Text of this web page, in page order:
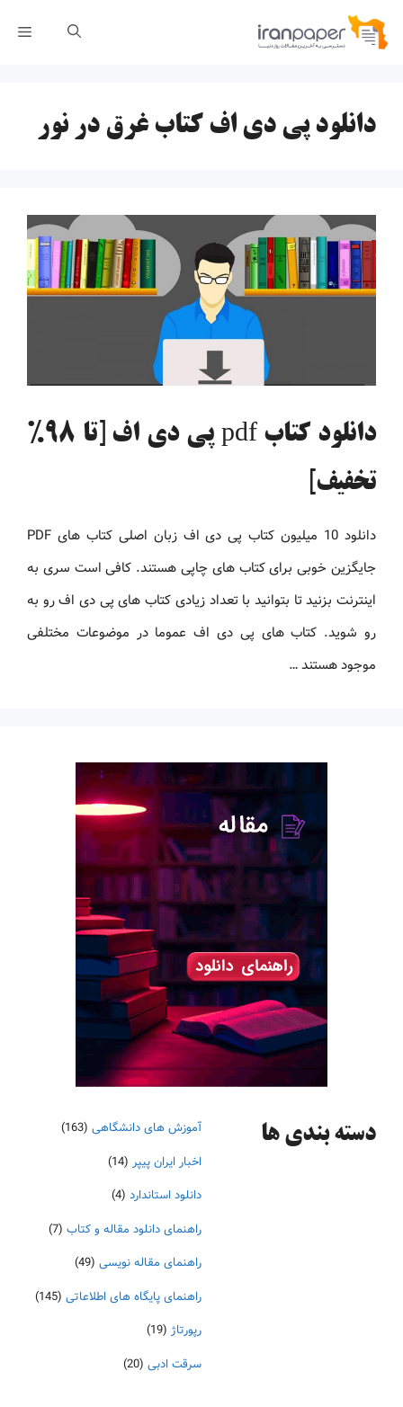
پرش
دانلود پی دی اف کتاب غرق در نور
دانلود کتاب pdf پی دی اف [تا 98%
تخفیف]
دانلود 10 میلیون کتاب پی دی اف زبان اصلی کتاب های PDF
جایگزین خوبی برای کتاب های چاپی هستند. کافی است سری به
اینترنت بزنید تا بتوانید با تعداد زیادی کتاب های پی دی اف رو به
رو شوید. کتاب های پی دی اف عموما در موضوعات مختلفی
موجود هستند …
دسته‌ بندی ها آموزش های دانشگاهی (163)
اخبار ایران پیپر (14)
دانلود استاندارد (4)
راهنمای دانلود مقاله و کتاب (7)
راهنمای مقاله نویسی (49)
راهنمای پایگاه های اطلاعاتی (145)
رپورتاژ (19)
سرقت ادبی (20)